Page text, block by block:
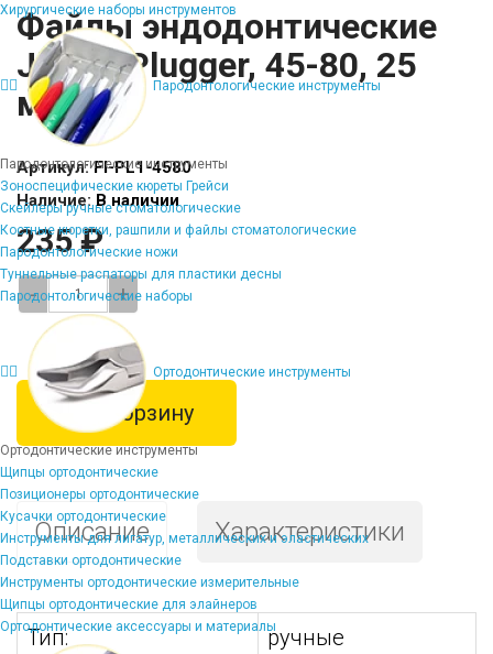
Хирургические наборы инструментов
Пародонтологические инструменты
Пародонтологические инструменты
Зоноспецифические кюреты Грейси
Скейлеры ручные стоматологические
Костные кюретки, рашпили и файлы стоматологические
Пародонтологические ножи
Туннельные распаторы для пластики десны
Пародонтологические наборы
Ортодонтические инструменты
Ортодонтические инструменты
Щипцы ортодонтические
Позиционеры ортодонтические
Кусачки ортодонтические
Инструменты для лигатур, металлических и эластических
Подставки ортодонтические
Инструменты ортодонтические измерительные
Щипцы ортодонтические для элайнеров
Ортодонтические аксессуары и материалы
Файлы эндодонтические
JiNGC Plugger, 45-80, 25
мм
Артикул:FI-PL1-4580
Наличие:В наличии
235 ₽
- +
В корзину
Описание Характеристики
Тип:
ручные